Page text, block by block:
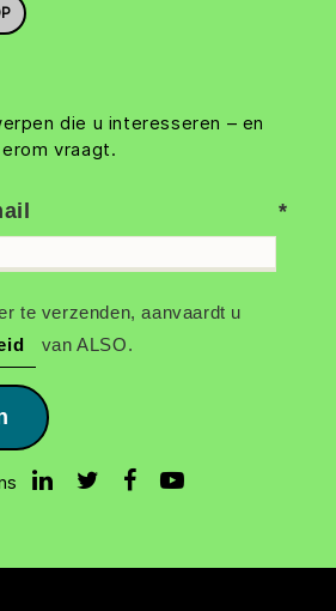
die u interesseren – en
vraagt.
te verzenden, aanvaardt u
van ALSO.